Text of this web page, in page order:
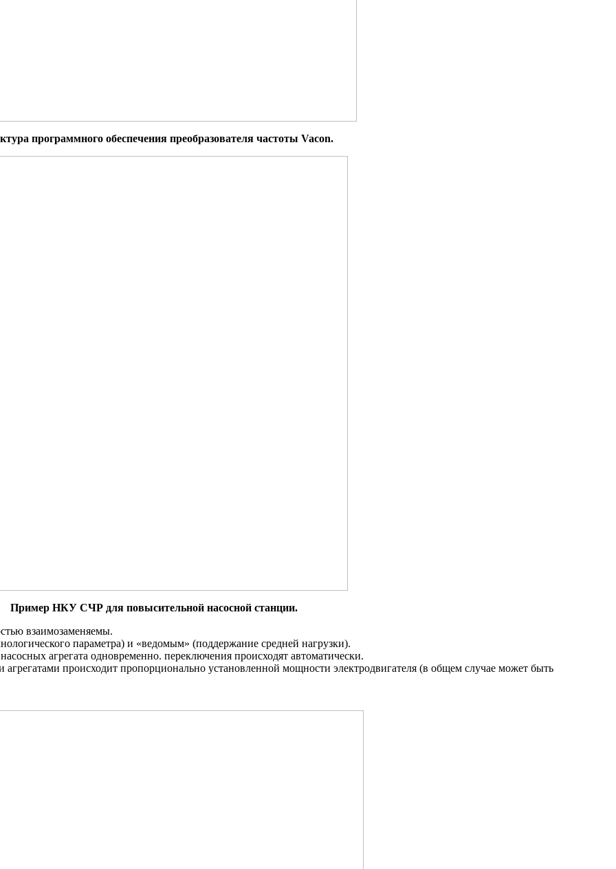
программного обеспечения преобразователя частоты Vacon.
Пример НКУ СЧР для повысительной насосной станции.
взаимозаменяемы.
параметра) и «ведомым» (поддержание средней нагрузки).
агрегата одновременно. переключения происходят автоматически.
происходит пропорционально установленной мощности электродвигателя (в общем случае может быть